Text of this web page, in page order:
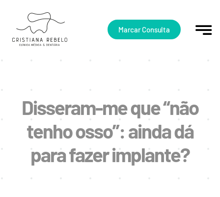
content
Marcar Consulta
Disseram-me que “não
tenho osso”: ainda dá
para fazer implante?